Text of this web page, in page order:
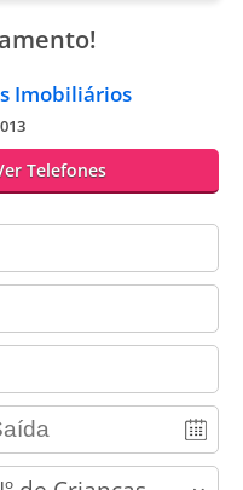
Imobiliários
Telefones